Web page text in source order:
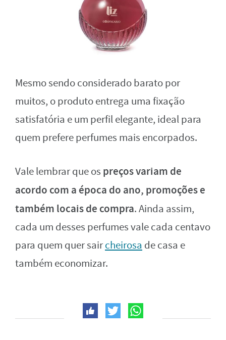
Mesmo sendo considerado barato por
muitos, o produto entrega uma fixação
satisfatória e um perfil elegante, ideal para
quem prefere perfumes mais encorpados.
Vale lembrar que os preços variam de
acordo com a época do ano, promoções e
também locais de compra. Ainda assim,
cada um desses perfumes vale cada centavo
para quem quer saircheirosa de casa e
também economizar.